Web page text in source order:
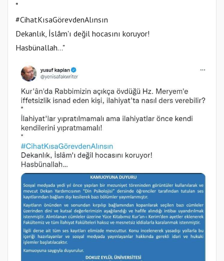
*
#CihatKısaGörevdenAlınsın
Dekanlık, İslâm'ı değil hocasını koruyor!
Hasbünallah…"